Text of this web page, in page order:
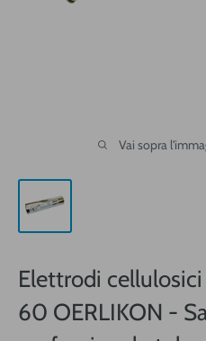
Vai sopra
Elettrodi
60 OERLIKON -